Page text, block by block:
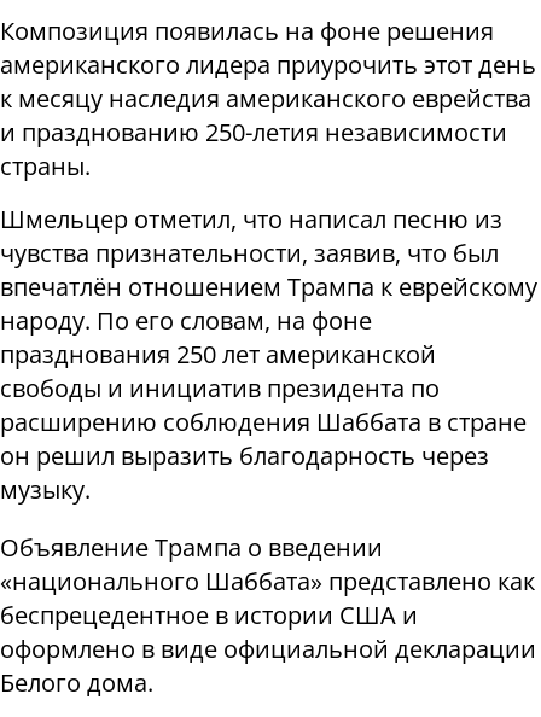
Композиция появилась на фоне решения
американского лидера приурочить этот день
к месяцу наследия американского еврейства
и празднованию 250-летия независимости
страны.
Шмельцер отметил, что написал песню из
чувства признательности, заявив, что был
впечатлён отношением Трампа к еврейскому
народу. По его словам, на фоне
празднования 250 лет американской
свободы и инициатив президента по
расширению соблюдения Шаббата в стране
он решил выразить благодарность через
музыку.
Объявление Трампа о введении
«национального Шаббата» представлено как
беспрецедентное в истории США и
оформлено в виде официальной декларации
Белого дома.